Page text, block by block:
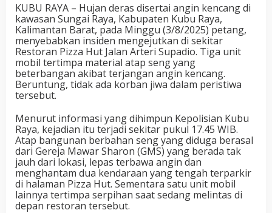
KUBU RAYA – Hujan deras disertai angin kencangdi
kawasan Sungai Raya, Kabupaten Kubu Raya,
Kalimantan Barat, pada Minggu (3/8/2025) petang,
menyebabkan insiden mengejutkan di sekitar
Restoran Pizza Hut Jalan Arteri Supadio. Tiga unit
mobil tertimpa material atap seng yang
beterbangan akibat terjangan angin kencang.
Beruntung, tidak ada korban jiwa dalam peristiwa
tersebut.
Menurut informasi yang dihimpun Kepolisian Kubu
Raya, kejadian itu terjadi sekitar pukul 17.45 WIB.
Atap bangunan berbahan seng yang diduga berasal
dari Gereja Mawar Sharon (GMS) yang berada tak
jauh dari lokasi, lepas terbawa angin dan
menghantam dua kendaraan yang tengah terparkir
di halaman Pizza Hut. Sementara satu unit mobil
lainnya tertimpa serpihan saat sedang melintas di
depan restoran tersebut.